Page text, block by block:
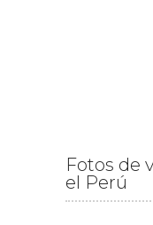
Fotos de
el Perú